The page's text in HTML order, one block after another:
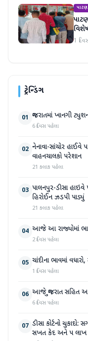
પાટણ
1
ટ્રેન્ડિંગ
01 ગુજરાતમાં ખાનગી
6 દિવસ પહેલા
02 નેનાવા-સાંચોર હાઈવે
વાહનચાલકો પરેશાન
21 કલાક પહેલા
03 પાલનપુર-ડીસા
હિરોઈન ઝડપી પાડ્યું
21 કલાક પહેલા
04 આજે આ રાજ્યોમાં
2 દિવસ પહેલા
05 ચાંદીના ભાવમાં
1 દિવસ પહેલા
06 આજે ગુજરાત સહિત આ
6 દિવસ પહેલા
07 ડીસા કોર્ટનો ચુકાદો:
સખત કેદ અને ૫